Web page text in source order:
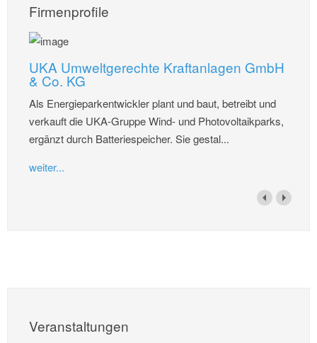
Firmenprofile
UKA Umweltgerechte Kraftanlagen GmbH
& Co. KG
Als Energieparkentwickler plant und baut, betreibt und
verkauft die UKA-Gruppe Wind- und Photovoltaikparks,
ergänzt durch Batteriespeicher. Sie gestal...
weiter...
Veranstaltungen